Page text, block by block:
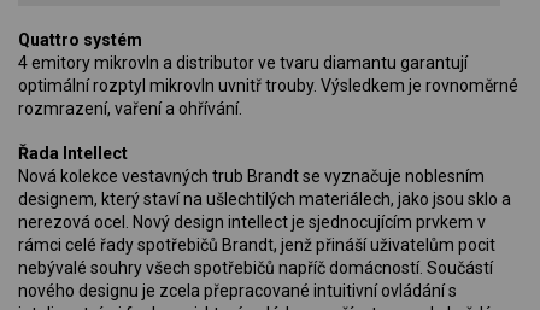
Quattro systém
4 emitory mikrovln a distributor ve tvaru diamantu garantují
optimální rozptyl mikrovln uvnitř trouby. Výsledkem je rovnoměrné
rozmrazení, vaření a ohřívání.
Řada Intellect
Nová kolekce vestavných trub Brandt se vyznačuje noblesním
designem, který staví na ušlechtilých materiálech, jako jsou sklo a
nerezová ocel. Nový design intellect je sjednocujícím prvkem v
rámci celé řady spotřebičů Brandt, jenž přináší uživatelům pocit
nebývalé souhry všech spotřebičů napříč domácností. Součástí
nového designu je zcela přepracované intuitivní ovládání s